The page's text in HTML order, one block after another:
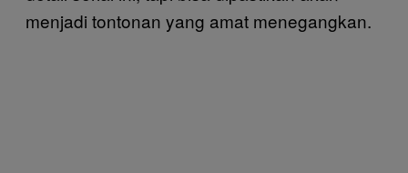
menjadi tontonan yang amat menegangkan.